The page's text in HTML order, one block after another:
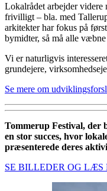
Lokalrådet arbejder
frivilligt – bla. med
arkitekter har fokus på
bymidter, så må alle
Vi er naturligvis
grundejere,
Se mere om
Tommerup Festival, der
en stor succes, hvor
præsenterede deres
SE BILLEDER OG LÆS